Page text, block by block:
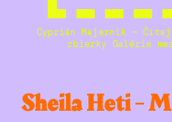
Cyprián Majerník –
zbierky Galérie
Sheila Heti -